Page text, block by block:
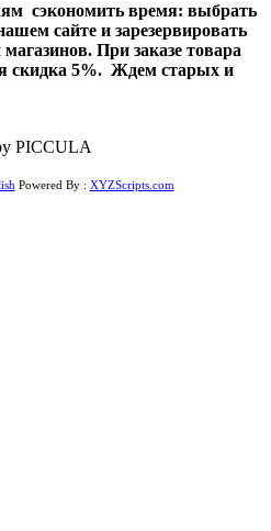
сэкономить время: выбрать
сайте и зарезервировать
При заказе товара
скидка 5%. Ждем старых и
PICCULA
Powered By : XYZScripts.com